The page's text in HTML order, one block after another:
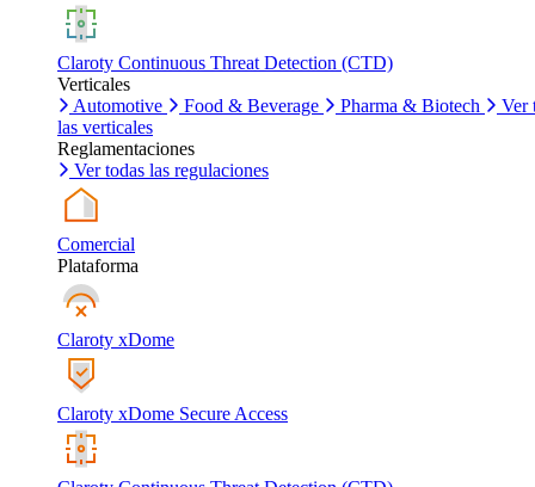
Claroty Continuous Threat Detection (CTD)
Verticales
Automotive
Food & Beverage Pharma & Biotech
Ver
las verticales
Reglamentaciones
Ver todas las regulaciones
Comercial
Plataforma
Claroty xDome
Claroty xDome Secure Access